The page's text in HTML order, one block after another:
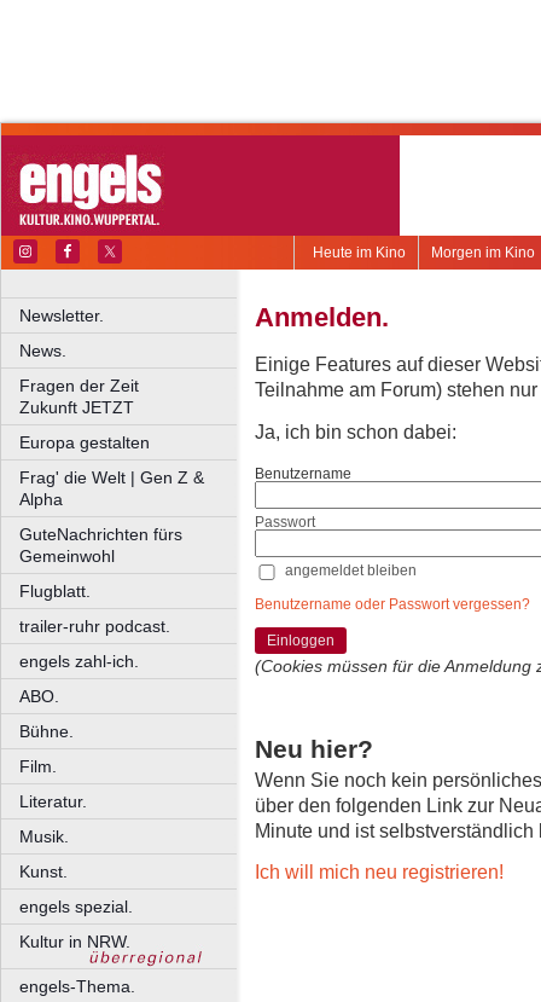
Morgen im Kino
Heute im Kino
Newsletter.
News.
Fragen der Zeit
Zukunft JETZT
Europa gestalten
Frag' die Welt | Gen Z &
Alpha
GuteNachrichten fürs
Gemeinwohl
Flugblatt.
trailer-ruhr podcast.
engels zahl-ich.
ABO.
Bühne.
Film.
Literatur.
Musik.
Kunst.
engels spezial.
Kultur in NRW.
engels-Thema.
Anmelden.
Einige Features auf dieser
Teilnahme am Forum) stehen
Ja, ich bin schon dabei:
Benutzername
Passwort
angemeldet bleiben
Benutzername oder Passwort vergessen?
Einloggen
(Cookies müssen für die Anmeldung
Neu hier?
Wenn Sie noch kein
über den folgenden Link zur
Minute und ist selbstverständlich
Ich will mich neu registrieren!